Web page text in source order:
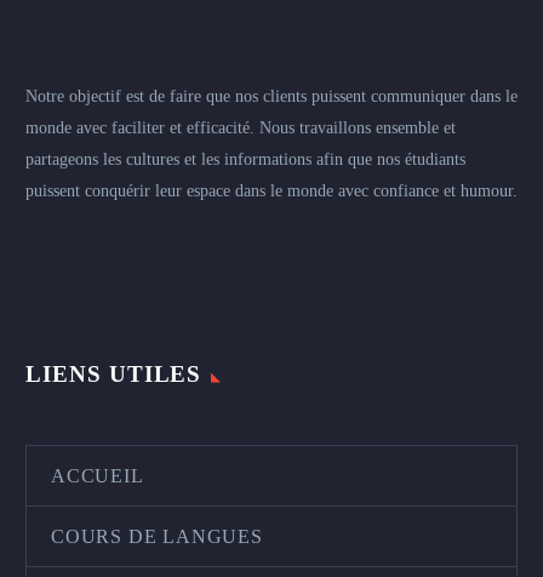
Notre objectif est de faire que nos clients puissent communiquer dans le
monde avec faciliter et efficacité. Nous travaillons ensemble et
partageons les cultures et les informations afin que nos étudiants
puissent conquérir leur espace dans le monde avec confiance et humour.
LIENS UTILES
ACCUEIL
COURS DE LANGUES